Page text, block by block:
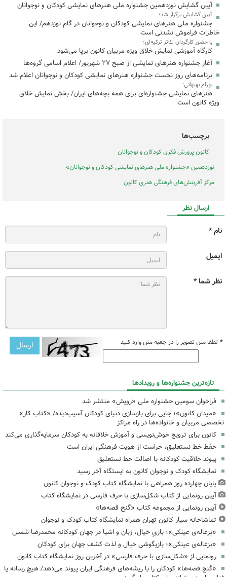
آیین گشایش نوزدهمین جشنواره ملی هنرهای نمایشی کودکان و نوجوانان
آیین گشایش برگزار شد؛
جشنواره ملی هنرهای نمایشی کودکان و نوجوانان در گام نوزدهم/ این
خاطرات فراموش نشدنی است
با حضور کارگردان تئاتر ترکیه‌ای؛
کارگاه آموزشی نمایش خلاق ویژه مربیان کانون برپا می‌شود
آغاز جشنواره هنرهای نمایشی از صبح ۲۷ شهریور/ اعلام اسامی گروه‌ها
برنامه‌های روز نخست جشنواره هنرهای نمایشی کودکان و نوجوانان اعلام شد
بهرام بهبهانی:
هنرهای نمایشی جشنواره‌ای برای همه بچه‌های ایران/ بخش نمایش خلاق
ویژه کانون است
برچسب‌ها
کانون پرورش فکری کودکان و نوجوانان
نوزدهمین «جشنواره ملی هنرهای نمایشی کودکان و نوجوانان»
مرکز آفرینش‌های فرهنگی هنری کانون
ارسال نظر
نام *
ایمیل
نظر شما *
* لطفا متن تصویر را در جعبه متن وارد کنید
تازه‌ترین جشنواره‌ها و رویدادها
فراخوان سومین جشنواره ملی «رویش» منتشر شد
«میدان کانون»؛ جایی برای بازسازی دنیای کودکان آسیب‌دیده/ «کتاب کار»
تخصصی مربیان و خانواده‌ها در راه مراکز
کانون برای ترویج خوش‌نویسی و آموزش خلاقانه به کودکان سرمایه‌گذاری می‌کند
حفظ خط نستعلیق، حراست از هویت فرهنگی ایران است
پیوند خلاقیت کودکانه با اصالت خط نستعلیق
نمایشگاه کودک و نوجوان کانون به ایستگاه آخر رسید
پایان چهارده روز همراهی با نمایشگاه کتاب کودک و نوجوان کانون
آیین رونمایی از کتاب شکل‌سازی با حرف فارسی در نمایشگاه کتاب
آیین رونمایی از مجموعه کتاب «گنج قصه‌ها»
تماشاخانه سیار کانون تهران همراه نمایشگاه کتاب کودک و نوجوان
«بزغاله‌ی عینکی»؛ بازیِ خیال، زبان و اشیا در جهان کودکانه محمدرضا شمس
«بزغاله‌ی عینکی»؛ بازیگوشی خیال و لذت کشف جهان برای کودکان
رونمایی از «شکل‌سازی با حرف فارسی» در آخرین روز نمایشگاه کتاب کانون
«گنج قصه‌ها» کودکان را با ریشه‌های فرهنگی ایران پیوند می‌دهد/ هیچ رسانه یا